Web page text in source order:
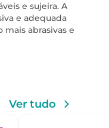
e sujeira. A
e adequada
abrasivas e
Ver tudo